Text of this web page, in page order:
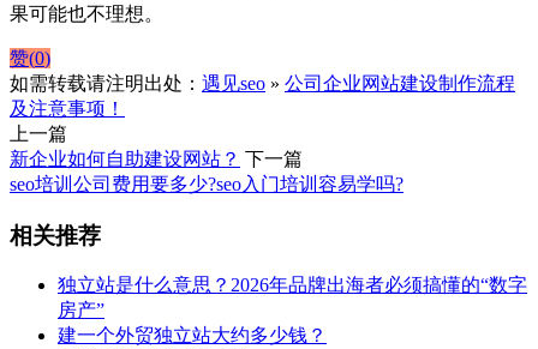
果可能也不理想。
赞(0)
如需转载请注明出处： 遇见seo » 公司企业网站建设制作流程
及注意事项！
上一篇
新企业如何自助建设网站？ 下一篇
seo培训公司费用要多少?seo入门培训容易学吗?
相关推荐
独立站是什么意思？2026年品牌出海者必须搞懂的“数字
房产”
建一个外贸独立站大约多少钱？